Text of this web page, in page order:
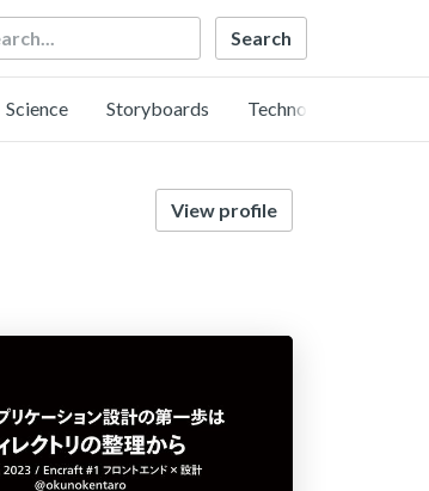
Science Storyboards Technology
View profile